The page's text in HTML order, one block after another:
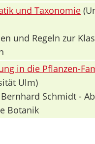
und Taxonomie
und Regeln zur
in die Pflanzen-
Ulm)
Schmidt -
Botanik